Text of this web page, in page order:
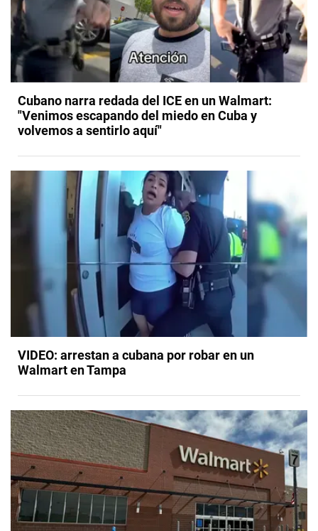
Cubano narra redada del ICE en un Walmart:
"Venimos escapando del miedo en Cuba y
volvemos a sentirlo aquí"
VIDEO: arrestan a cubana por robar en un
Walmart en Tampa